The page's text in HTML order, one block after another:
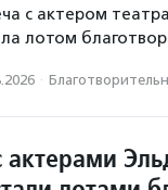
с актером
лотом
·
актерами